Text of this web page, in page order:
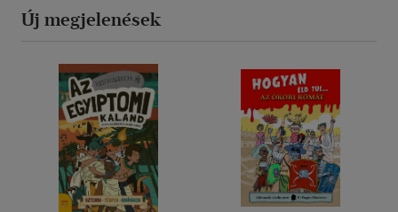
Új megjelenések